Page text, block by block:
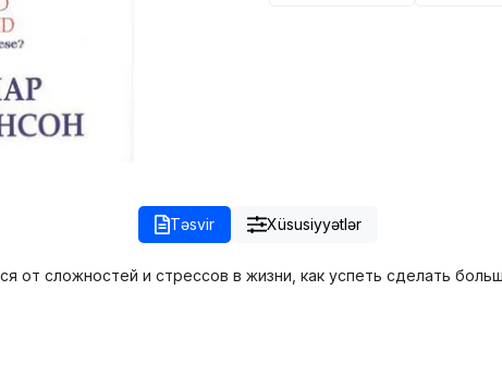
Təsvir Xüsusiyyətlər
от сложностей и стрессов в жизни, как успеть сделать